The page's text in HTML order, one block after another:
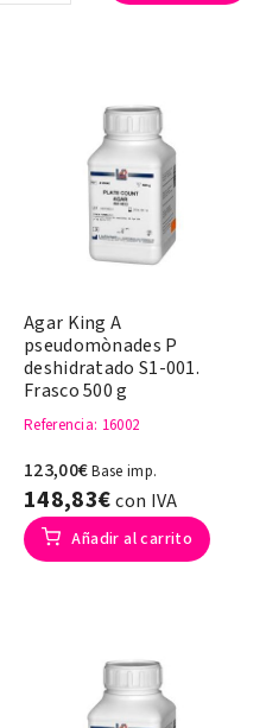
Agar King A
pseudomònades P
deshidratado S1-001.
Frasco 500 g
Referencia: 16002
123,00€Base imp.
148,83€con IVA
Añadir al carrito